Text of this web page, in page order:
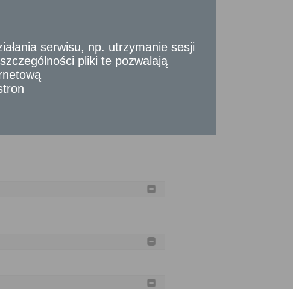
serwisu, np. utrzymanie sesji
pliki te pozwalają